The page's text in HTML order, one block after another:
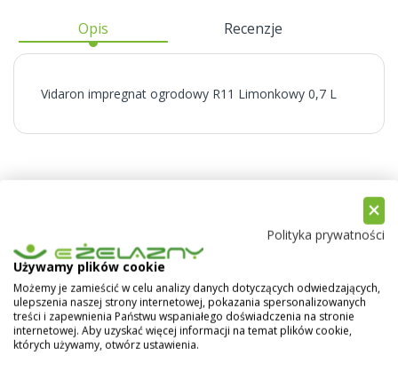
Opis Recenzje
Vidaron impregnat ogrodowy R11 Limonkowy 0,7 L
Polityka prywatności
Używamy plików cookie
Możemy je zamieścić w celu analizy danych dotyczących odwiedzających,
ulepszenia naszej strony internetowej, pokazania spersonalizowanych
treści i zapewnienia Państwu wspaniałego doświadczenia na stronie
internetowej. Aby uzyskać więcej informacji na temat plików cookie,
których używamy, otwórz ustawienia.